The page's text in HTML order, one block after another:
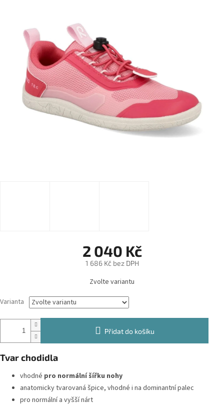
2 040 Kč
1 686 Kč bez DPH
Měrná
cena:
Zvolte variantu
Varianta
Přidat do košíku
Tvar chodidla
vhodné pro normální šířku nohy
anatomicky tvarovaná špice, vhodné i na dominantní palec
pro normální a vyšší nárt